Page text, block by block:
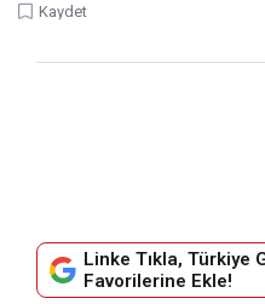
Kaydet
Linke Tıkla, Türkiye
Favorilerine Ekle!